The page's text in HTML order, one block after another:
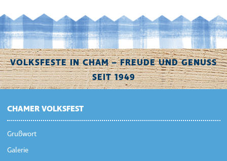
VOLKSFESTE IN CHAM – FREUDE UND GENUSS
SEIT 1949
CHAMER VOLKSFEST
Grußwort
Galerie